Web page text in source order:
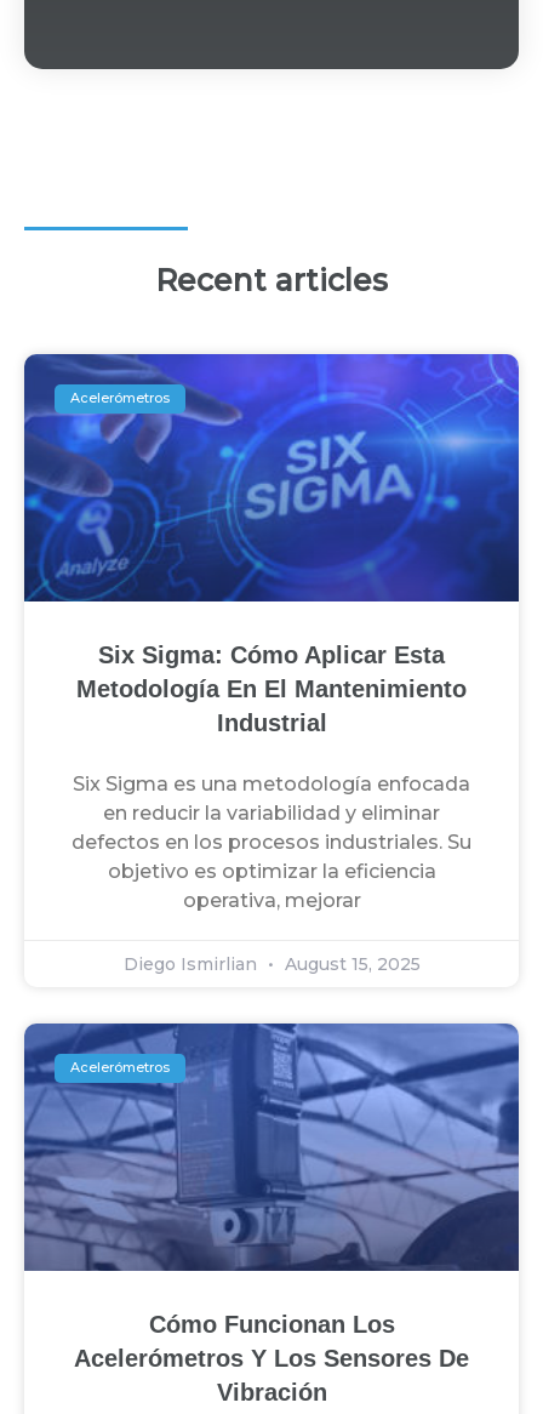
Recent articles
Acelerómetros
Six Sigma: Cómo Aplicar Esta
Metodología En El Mantenimiento
Industrial
Six Sigma es una metodología enfocada
en reducir la variabilidad y eliminar
defectos en los procesos industriales. Su
objetivo es optimizar la eficiencia
operativa, mejorar
Diego Ismirlian August 15, 2025
Acelerómetros
Cómo Funcionan Los
Acelerómetros Y Los Sensores De
Vibración